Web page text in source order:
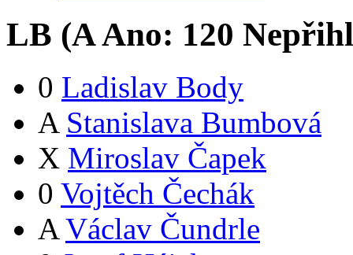
LB (AAno: 120
0 Ladislav Body
A Stanislava Bumbová
X Miroslav Čapek
0 Vojtěch Čechák
A Václav Čundrle